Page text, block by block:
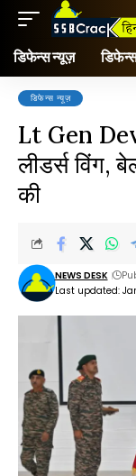
डिफेन्स न्यूज़
डिफेन्स न्यूज़
Lt Gen
लीडर्स विंग,
की
Last updated:
NEWS DESK